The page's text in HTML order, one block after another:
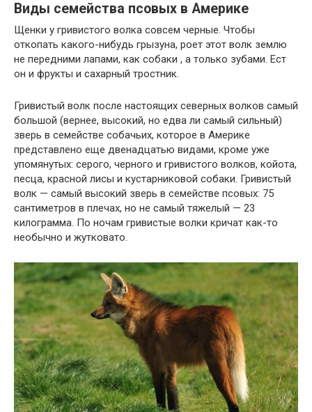
Виды семейства псовых в Америке
Щенки у гривистого волка совсем черные. Чтобы
откопать какого-нибудь грызуна, роет этот волк землю
не передними лапами, как собаки , а только зубами. Ест
он и фрукты и сахарный тростник.
Гривистый волк после настоящих северных волков самый
большой (вернее, высокий, но едва ли самый сильный)
зверь в семействе собачьих, которое в Америке
представлено еще двенадцатью видами, кроме уже
упомянутых: серого, черного и гривистого волков, койота,
песца, красной лисы и кустарниковой собаки. Гривистый
волк — самый высокий зверь в семействе псовых: 75
сантиметров в плечах, но не самый тяжелый — 23
килограмма. По ночам гривистые волки кричат как-то
необычно и жутковато.